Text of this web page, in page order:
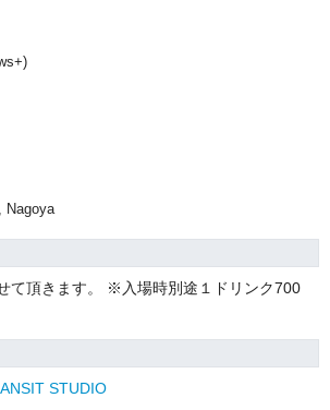
Nagoya
て頂きます。 ※入場時別途１ドリンク700
STUDIO